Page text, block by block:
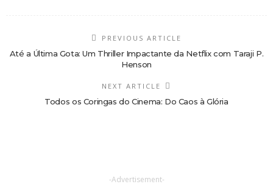
PREVIOUS ARTICLE
Até a Última Gota: Um Thriller Impactante da Netflix com Taraji P.
Henson
NEXT ARTICLE
Todos os Coringas do Cinema: Do Caos à Glória
-Advertisement-